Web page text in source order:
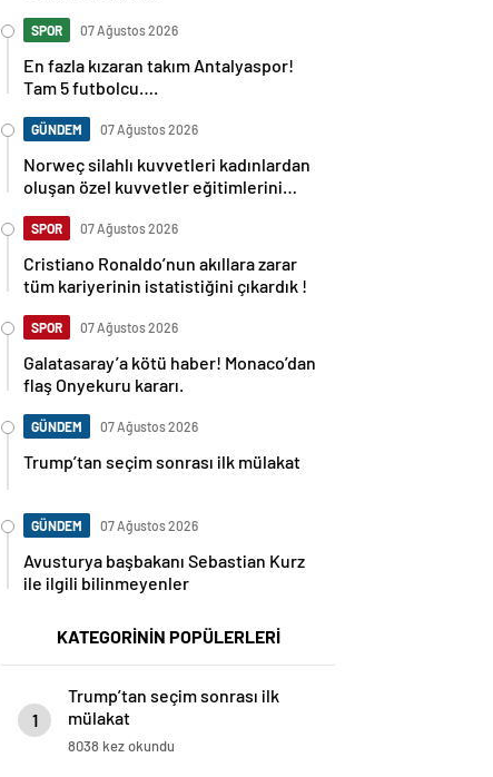
SPOR 07 Ağustos 2026
En fazla kızaran takım Antalyaspor!
Tam 5 futbolcu….
GÜNDEM 07 Ağustos 2026
Norweç silahlı kuvvetleri kadınlardan
oluşan özel kuvvetler eğitimlerini
SPOR 07 Ağustos 2026
Cristiano Ronaldo’nun akıllara zarar
tüm kariyerinin istatistiğini çıkardık !
SPOR 07 Ağustos 2026
Galatasaray’a kötü haber! Monaco’dan
flaş Onyekuru kararı.
GÜNDEM 07 Ağustos 2026
Trump’tan seçim sonrası ilk mülakat
GÜNDEM 07 Ağustos 2026
Avusturya başbakanı Sebastian Kurz
ile ilgili bilinmeyenler
KATEGORİNİN POPÜLERLERİ
1
Trump’tan seçim sonrası ilk
mülakat
8038 kez okundu